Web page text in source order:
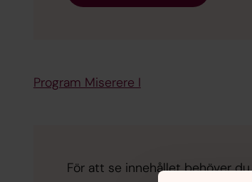
Program Miserere I
För att se innehållet behöver